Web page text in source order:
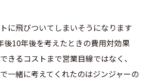
に飛びついてしまいそうになります
後10年後を考えたときの費用対効果
きるコストまで営業目線ではなく、
一緒に考えてくれたのはジンジャーの